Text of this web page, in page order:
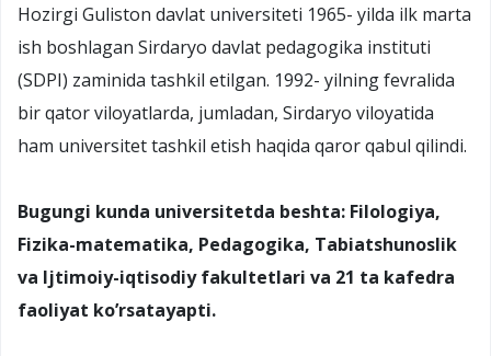
Hozirgi Guliston davlat universiteti 1965- yilda ilk marta
ish boshlagan Sirdaryo davlat pedagogika instituti
(SDPI) zaminida tashkil etilgan. 1992- yilning fevralida
bir qator viloyatlarda, jumladan, Sirdaryo viloyatida
ham universitet tashkil etish haqida qaror qabul qilindi.
Bugungi kunda universitetda beshta: Filologiya,
Fizika-matematika, Pedagogika, Tabiatshunoslik
va Ijtimoiy-iqtisodiy fakultetlari va 21 ta kafedra
faoliyat ko’rsatayapti.